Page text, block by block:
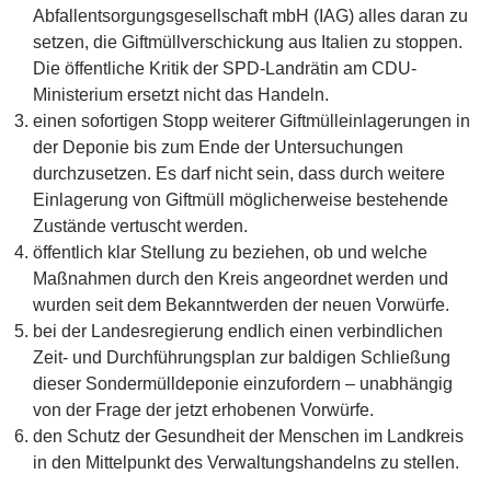
Abfallentsorgungsgesellschaft mbH (IAG) alles daran zu
setzen, die Giftmüllverschickung aus Italien zu stoppen.
Die öffentliche Kritik der SPD-Landrätin am CDU-
Ministerium ersetzt nicht das Handeln.
einen sofortigen Stopp weiterer Giftmülleinlagerungen in
der Deponie bis zum Ende der Untersuchungen
durchzusetzen. Es darf nicht sein, dass durch weitere
Einlagerung von Giftmüll möglicherweise bestehende
Zustände vertuscht werden.
öffentlich klar Stellung zu beziehen, ob und welche
Maßnahmen durch den Kreis angeordnet werden und
wurden seit dem Bekanntwerden der neuen Vorwürfe.
bei der Landesregierung endlich einen verbindlichen
Zeit- und Durchführungsplan zur baldigen Schließung
dieser Sondermülldeponie einzufordern – unabhängig
von der Frage der jetzt erhobenen Vorwürfe.
den Schutz der Gesundheit der Menschen im Landkreis
in den Mittelpunkt des Verwaltungshandelns zu stellen.